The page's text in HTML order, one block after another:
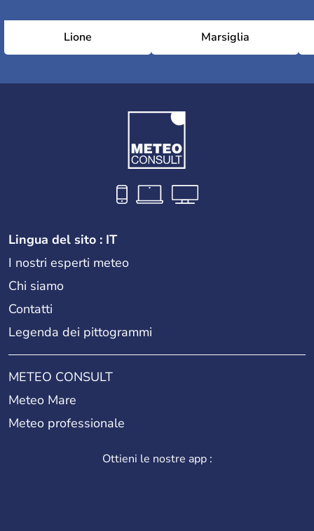
Lione Marsiglia
Lingua del sito : IT
I nostri esperti meteo
Chi siamo
Contatti
Legenda dei pittogrammi
METEO CONSULT
Meteo Mare
Meteo professionale
Ottieni le nostre app :